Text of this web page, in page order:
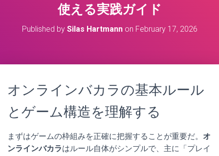
使える実践ガイド
Published by Silas Hartmannon February 17, 2026
オンラインバカラの基本ルール
とゲーム構造を理解する
まずはゲームの枠組みを正確に把握することが重要だ。 オ
ンラインバカラはルール自体がシンプルで、主に「プレイ